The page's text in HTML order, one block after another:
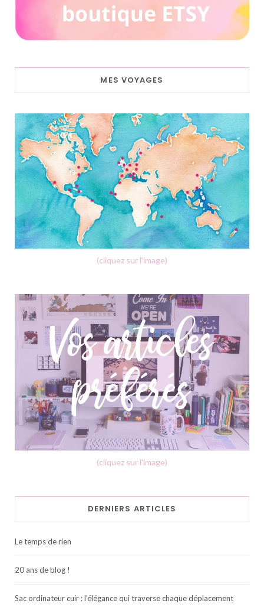
MES VOYAGES
(cliquez sur l'image)
(cliquez sur l'image)
DERNIERS ARTICLES
Le temps de rien
20 ans de blog !
Sac ordinateur cuir : l’élégance qui traverse chaque déplacement